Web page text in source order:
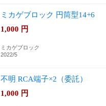
ミカゲブロック 円筒型14+6
1,000 円
ミカゲブロック
2022/5
不明 RCA端子×2（委託）
1,000 円